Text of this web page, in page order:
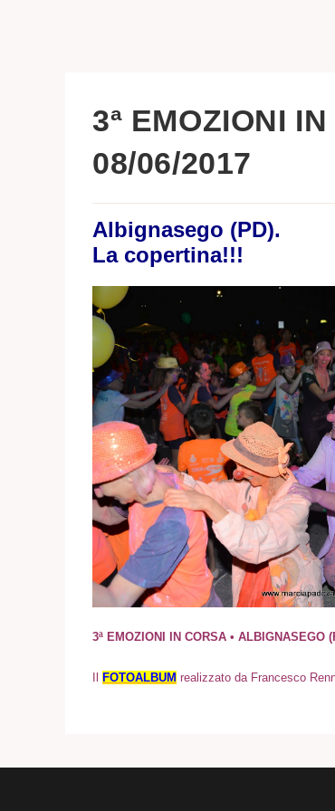
3ª EMOZIONI
08/06/2017
Albignasego (PD).
La copertina!!!
3ª EMOZIONI IN CORSA •
FOTOALBUM realizzato da Francesco